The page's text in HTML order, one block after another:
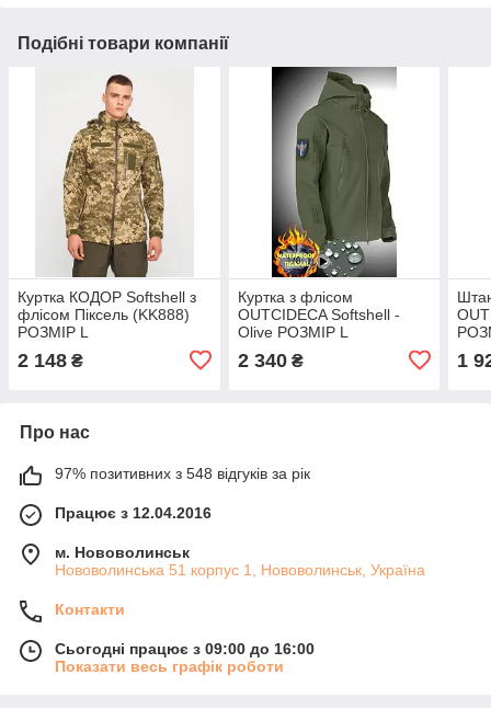
Подібні товари компанії
Куртка КОДОР Softshell з
флісом Піксель (KK888)
РОЗМІР L
2 148 ₴
Куртка з флісом
OUTCIDECA Softshell -
Olive РОЗМІР L
2 340₴ 1
Про нас
97% позитивних з 548 відгуків за рік
Працює з 12.04.2016
м. Нововолинськ
Нововолинська 51 корпус 1, Нововолинськ, Україна
Контакти
Сьогодні працює з 09:00 до 16:00
Показати весь графік роботи